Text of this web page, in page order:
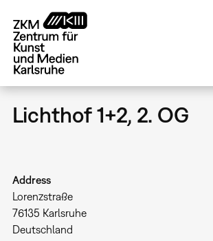
zum
Inhalt
Lichthof 1+2, 2. OG
Address
Lorenzstraße
76135 Karlsruhe
Deutschland